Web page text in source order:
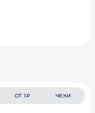
ОТ 1₽ ЧЕКИ